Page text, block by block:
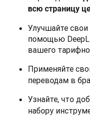
всю страницу
Улучшайте
помощью DeepL
вашего
Применяйте
переводам в
Узнайте, что
набору